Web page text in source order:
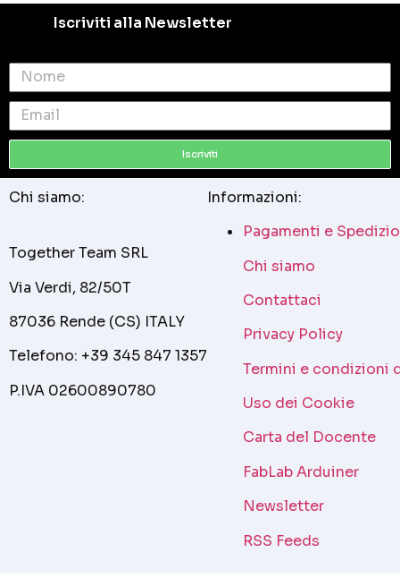
Iscriviti alla Newsletter
Iscriviti
Chi siamo:
Together Team SRL
Via Verdi, 82/50T
87036 Rende (CS) ITALY
Telefono: +39 345 847 1357
P.IVA 02600890780
Informazioni:
Pagamenti e
Chi siamo
Contattaci
Privacy Policy
Termini e condizioni
Uso dei Cookie
Carta del Docente
FabLab Arduiner
Newsletter
RSS Feeds